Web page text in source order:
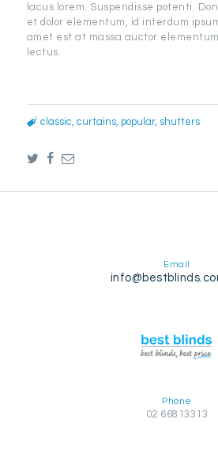
lacus lorem. Suspendisse potenti.
et dolor elementum, id interdum
amet est at massa auctor
lectus.
classic ,curtains popular, shutters
Email
Phone
02 66813313